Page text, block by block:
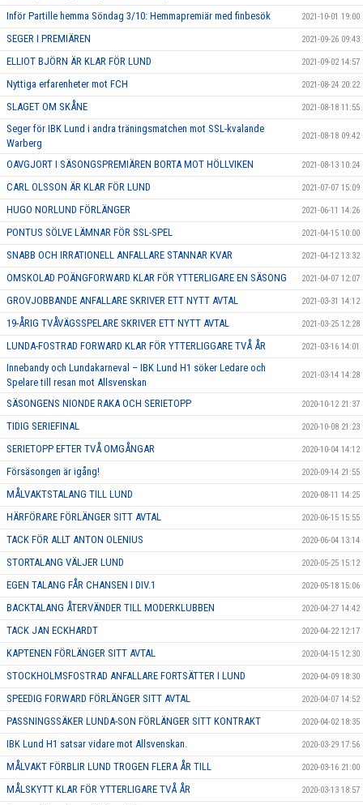
Inför Partille hemma Söndag 3/10: Hemmapremiär med finbesök 2021-10-01 19:00
SEGER I PREMIÄREN 2021-09-26 09:43
ELLIOT BJÖRN ÄR KLAR FÖR LUND 2021-09-02 14:57
Nyttiga erfarenheter mot FCH 2021-08-24 20:22
SLAGET OM SKÅNE 2021-08-18 11:55
Seger för IBK Lund i andra träningsmatchen mot SSL-kvalande
Warberg
2021-08-18 09:42
OAVGJORT I SÄSONGSPREMIÄREN BORTA MOT HÖLLVIKEN 2021-08-13 10:24
CARL OLSSON ÄR KLAR FÖR LUND 2021-07-07 15:09
HUGO NORLUND FÖRLÄNGER 2021-06-11 14:26
PONTUS SÖLVE LÄMNAR FÖR SSL-SPEL 2021-04-15 10:00
SNABB OCH IRRATIONELL ANFALLARE STANNAR KVAR 2021-04-12 13:32
OMSKOLAD POÄNGFORWARD KLAR FÖR YTTERLIGARE EN SÄSONG 2021-04-07 12:07
GROVJOBBANDE ANFALLARE SKRIVER ETT NYTT AVTAL 2021-03-31 14:12
19-ÅRIG TVÅVÄGSSPELARE SKRIVER ETT NYTT AVTAL 2021-03-25 12:28
LUNDA-FOSTRAD FORWARD KLAR FÖR YTTERLIGGARE TVÅ ÅR 2021-03-16 14:01
Innebandy och Lundakarneval – IBK Lund H1 söker Ledare och
Spelare till resan mot Allsvenskan
2021-03-14 14:28
SÄSONGENS NIONDE RAKA OCH SERIETOPP 2020-10-12 21:37
TIDIG SERIEFINAL 2020-10-08 21:23
SERIETOPP EFTER TVÅ OMGÅNGAR 2020-10-04 14:12
Försäsongen är igång! 2020-09-14 21:55
MÅLVAKTSTALANG TILL LUND 2020-08-11 14:25
HÄRFÖRARE FÖRLÄNGER SITT AVTAL 2020-06-15 15:55
TACK FÖR ALLT ANTON OLENIUS 2020-06-04 13:14
STORTALANG VÄLJER LUND 2020-05-25 15:12
EGEN TALANG FÅR CHANSEN I DIV.1 2020-05-18 15:06
BACKTALANG ÅTERVÄNDER TILL MODERKLUBBEN 2020-04-27 14:42
TACK JAN ECKHARDT 2020-04-22 12:17
KAPTENEN FÖRLÄNGER SITT AVTAL 2020-04-15 12:30
STOCKHOLMSFOSTRAD ANFALLARE FORTSÄTTER I LUND 2020-04-09 18:30
SPEEDIG FORWARD FÖRLÄNGER SITT AVTAL 2020-04-07 14:52
PASSNINGSSÄKER LUNDA-SON FÖRLÄNGER SITT KONTRAKT 2020-04-02 18:35
IBK Lund H1 satsar vidare mot Allsvenskan. 2020-03-29 17:56
MÅLVAKT FÖRBLIR LUND TROGEN FLERA ÅR TILL 2020-03-16 21:00
MÅLSKYTT KLAR FÖR YTTERLIGARE TVÅ ÅR 2020-03-13 18:57